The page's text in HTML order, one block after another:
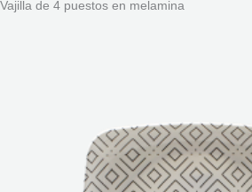
Vajilla de 4 puestos en melamina